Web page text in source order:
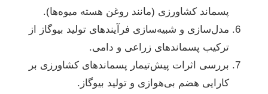
پسماند کشاورزی (مانند روغن هسته میوه‌ها).
مدل‌سازی و شبیه‌سازی فرآیندهای تولید بیوگاز از
ترکیب پسماندهای زراعی و دامی.
بررسی اثرات پیش‌تیمار پسماندهای کشاورزی بر
کارایی هضم بی‌هوازی و تولید بیوگاز.